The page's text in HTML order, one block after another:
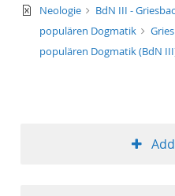
text/xml
Neologie
BdN III -
populären Dogmatik
populären Dogmatik (BdN